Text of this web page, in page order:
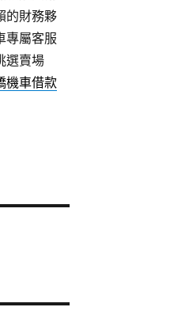
的財務夥
專屬客服
選賣場
機車借款